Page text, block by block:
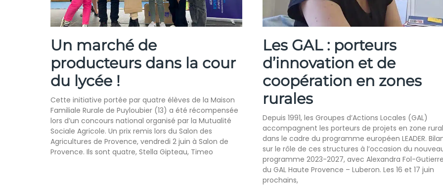
Un marché de
producteurs dans la cour
du lycée !
Cette initiative portée par quatre élèves de la Maison
Familiale Rurale de Puyloubier (13) a été récompensée
lors d’un concours national organisé par la Mutualité
Sociale Agricole. Un prix remis lors du Salon des
Agricultures de Provence, vendredi 2 juin à Salon de
Provence. Ils sont quatre, Stella Gipteau, Timeo
Les GAL : porteurs
d’innovation et de
coopération en zones
rurales
Depuis 1991, les Groupes d’Actions Locales (GAL)
accompagnent les porteurs de projets en zone
dans le cadre du programme européen LEADER.
sur le rôle de ces structures à l’occasion du
programme 2023-2027, avec Alexandra Fol-
du GAL Haute Provence – Luberon. Les 16 et 17 juin
prochains,